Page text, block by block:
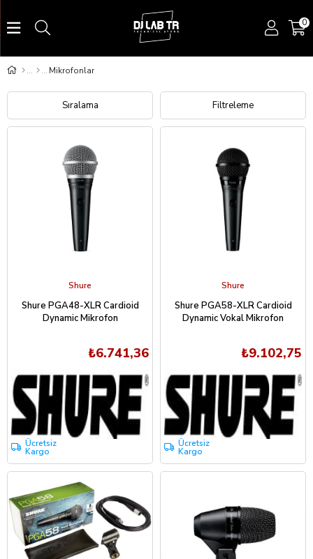
0
Mikrofonlar
Filtreleme
Sıralama
Shure
Shure PGA48-XLR Cardioid
Dynamic Mikrofon
₺6.741,36
Ücretsiz
Kargo
Shure
Shure PGA58-XLR Cardioid
Dynamic Vokal Mikrofon
₺9.102,75
Ücretsiz
Kargo